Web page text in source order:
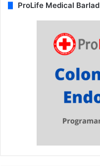
ProLife Medical Barlad